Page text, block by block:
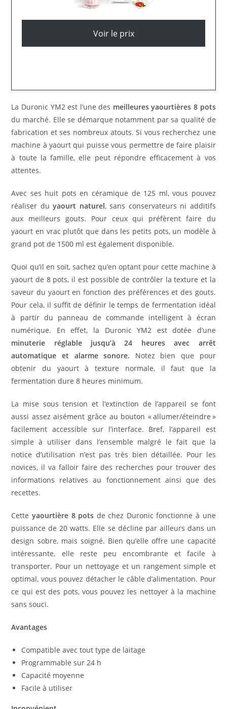
Voir le prix
La Duronic YM2 est l’une des meilleures yaourtières 8 pots
du marché. Elle se démarque notamment par sa qualité de
fabrication et ses nombreux atouts. Si vous recherchez une
machine à yaourt qui puisse vous permettre de faire plaisir
à toute la famille, elle peut répondre efficacement à vos
attentes.
Avec ses huit pots en céramique de 125 ml, vous pouvez
réaliser duyaourt naturel, sans conservateurs ni additifs
aux meilleurs gouts. Pour ceux qui préfèrent faire du
yaourt en vrac plutôt que dans les petits pots, un modèle à
grand pot de 1500 ml est également disponible.
Quoi qu’il en soit, sachez qu’en optant pour cette machine à
yaourt de 8 pots, il est possible de contrôler la texture et la
saveur du yaourt en fonction des préférences et des gouts.
Pour cela, il suffit de définir le temps de fermentation idéal
à partir du panneau de commande intelligent à écran
numérique. En effet, la Duronic YM2 est dotée d’une
minuterie réglable jusqu’à 24 heures avec arrêt
automatique et alarme sonore. Notez bien que pour
obtenir du yaourt à texture normale, il faut que la
fermentation dure 8 heures minimum.
La mise sous tension et l’extinction de l’appareil se font
aussi assez aisément grâce au bouton « allumer/éteindre »
facilement accessible sur l’interface. Bref, l’appareil est
simple à utiliser dans l’ensemble malgré le fait que la
notice d’utilisation n’est pas très bien détaillée. Pour les
novices, il va falloir faire des recherches pour trouver des
informations relatives au fonctionnement ainsi que des
recettes.
Cette yaourtière 8 pots de chez Duronic fonctionne à une
puissance de 20 watts. Elle se décline par ailleurs dans un
design sobre, mais soigné. Bien qu’elle offre une capacité
intéressante, elle reste peu encombrante et facile à
transporter. Pour un nettoyage et un rangement simple et
optimal, vous pouvez détacher le câble d’alimentation. Pour
ce qui est des pots, vous pouvez les nettoyer à la machine
sans souci.
Avantages
Compatible avec tout type de laitage
Programmable sur 24 h
Capacité moyenne
Facile à utiliser